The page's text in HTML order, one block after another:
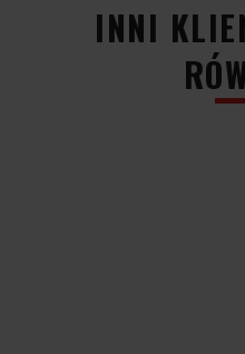
INNI